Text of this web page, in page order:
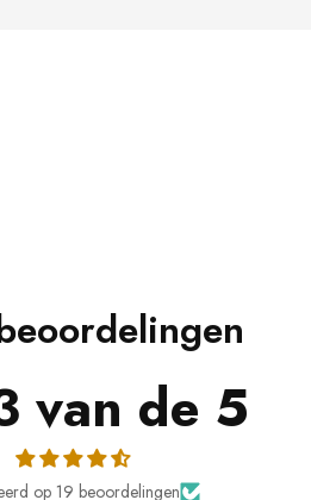
van de 5
op 19 beoordelingen